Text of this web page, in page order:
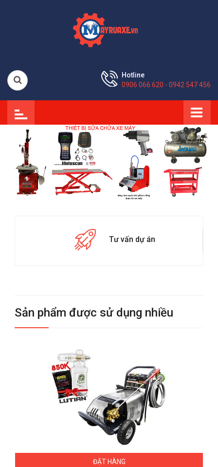
Hotline
0906 066 620 - 0942 547 456
Tư vấn dự án
Sản phẩm được sử dụng nhiều
ĐẶT HÀNG